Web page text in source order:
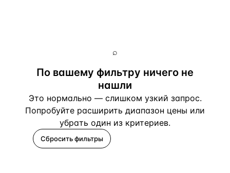
⌕
По вашему фильтру ничего не
нашли
Это нормально — слишком узкий запрос.
Попробуйте расширить диапазон цены или
убрать один из критериев.
Сбросить фильтры